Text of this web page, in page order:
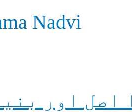
Nadvi
اصل اور